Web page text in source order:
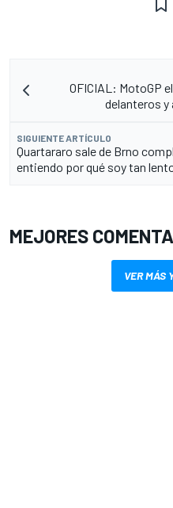
OFICIAL: MotoGP
delanteros y
SIGUIENTE ARTÍCULO
Quartararo sale de Brno
entiendo por qué soy tan
MEJORES
VER MÁS